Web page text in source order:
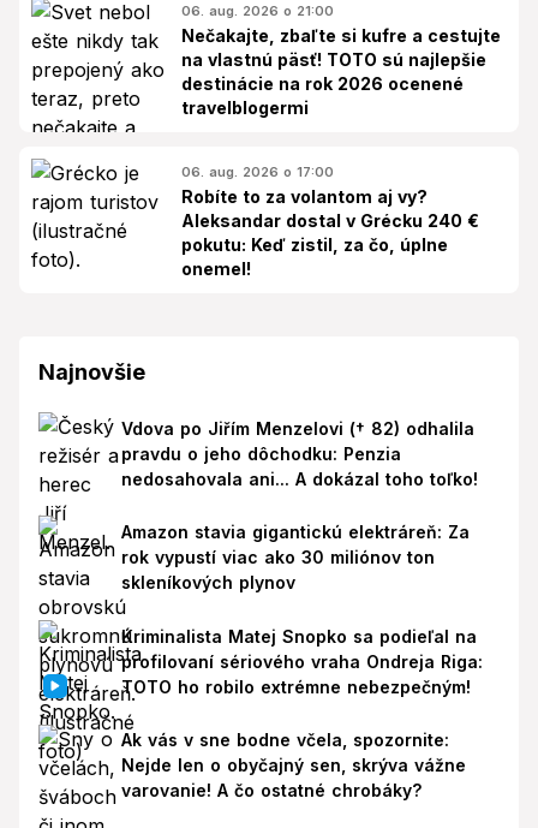
06. aug. 2026 o 21:00
Nečakajte, zbaľte si kufre a cestujte
na vlastnú päsť! TOTO sú najlepšie
destinácie na rok 2026 ocenené
travelblogermi
06. aug. 2026 o 17:00
Robíte to za volantom aj vy?
Aleksandar dostal v Grécku 240 €
pokutu: Keď zistil, za čo, úplne
onemel!
Najnovšie
Vdova po Jiřím Menzelovi († 82) odhalila
pravdu o jeho dôchodku: Penzia
nedosahovala ani... A dokázal toho toľko!
Amazon stavia gigantickú elektráreň: Za
rok vypustí viac ako 30 miliónov ton
skleníkových plynov
Kriminalista Matej Snopko sa podieľal na
profilovaní sériového vraha Ondreja Riga:
TOTO ho robilo extrémne nebezpečným!
Ak vás v sne bodne včela, spozornite:
Nejde len o obyčajný sen, skrýva vážne
varovanie! A čo ostatné chrobáky?